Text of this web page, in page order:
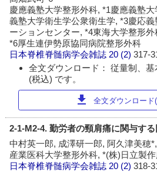
慶應義塾大学整形外科, *1慶應義塾
義塾大学衛生学公衆衛生学, *3慶応
ーションセンター, *4東海大学整形
*6厚生連伊勢原協同病院整形外科
日本脊椎脊髄病学会雑誌 20 (2)317-
全文ダウンロード： 従量制、
(税込) です。
download 全文ダウンロード
2-1-M2-4. 勤労者の頸肩痛に関与す
中村英一郎, 成澤研一郎, 阿久津美穂
産業医科大学整形外科, *(株)日立製
日本脊椎脊髄病学会雑誌 20 (2)318-